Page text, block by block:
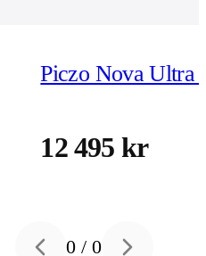
Piczo Nova Ultra
12 495 kr
Previous slide
0 /0 Next slide